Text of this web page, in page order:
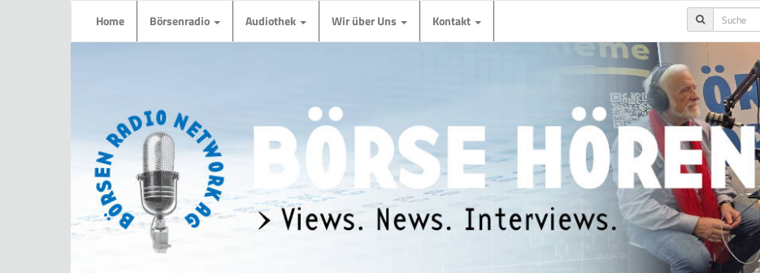
Home Börsenradio Audiothek Wir über Uns Kontakt